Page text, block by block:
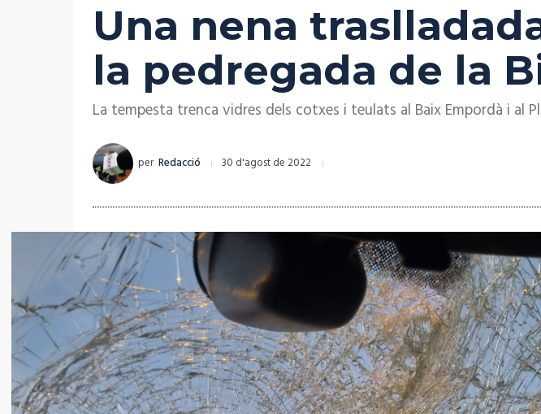
Una nena
la pedregada de la
La tempesta trenca vidres dels cotxes i teulats al Baix Empordà i al
per Redacció 30 d'agost de 2022